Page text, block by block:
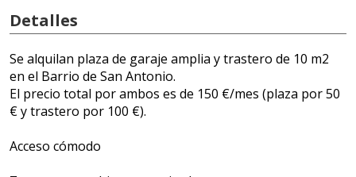
Detalles
Se alquilan plaza de garaje amplia y trastero de 10 m2
en el Barrio de San Antonio.
El precio total por ambos es de 150 €/mes (plaza por 50
€ y trastero por 100 €).
Acceso cómodo